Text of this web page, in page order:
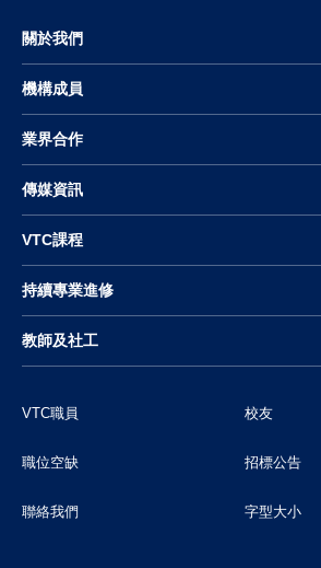
關於我們
機構成員
業界合作
傳媒資訊
VTC課程
持續專業進修
教師及社工
VTC職員 校友
職位空缺 招標公告
聯絡我們 字型大小